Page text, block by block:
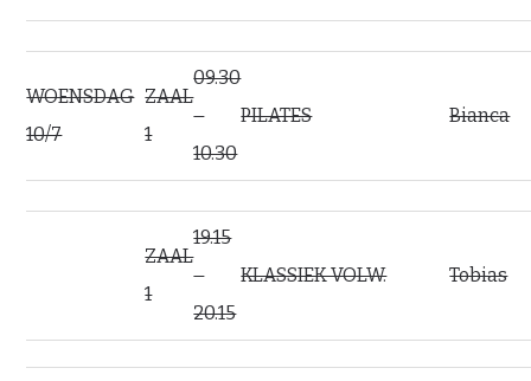
WOENSDAG
10/7
ZAAL
1
09.30
–
10.30
PILATES Bianca
ZAAL
1
19.15
–
20.15
KLASSIEK VOLW. Tobias